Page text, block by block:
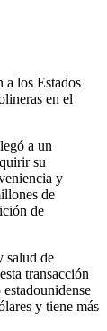
los Estados
en el
a un
su
y
de
de
salud de
transacción
y tiene más